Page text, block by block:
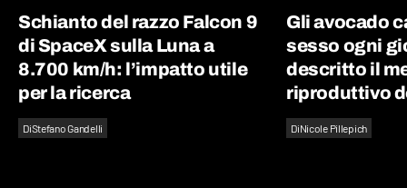
Schianto del razzo Falcon 9
di SpaceX sulla Luna a
8.700 km/h: l’impatto utile
per la ricerca
DiStefano Gandelli
Gli avocado
sesso ogni
descritto il
riproduttivo
DiNicole Pillepich